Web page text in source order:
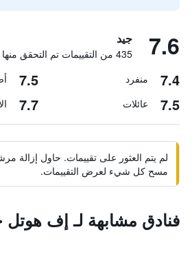
7.6 جيد
435 من التقييمات تم التحقق منها
7.4 منفرد 7.5
7.5 عائلات 7.7
لم يتم العثور على تقييمات. حاول إزالة
مسح كل شيء لعرض التقييمات.
فنادق مشابهة لـ إف هوتل